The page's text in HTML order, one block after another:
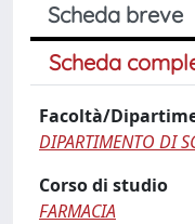
Scheda breve
Scheda
Facoltà/
DIPARTIMENTO DI
Corso di studio
FARMACIA